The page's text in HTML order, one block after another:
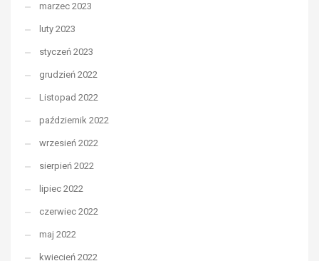
marzec 2023
luty 2023
styczeń 2023
grudzień 2022
Listopad 2022
październik 2022
wrzesień 2022
sierpień 2022
lipiec 2022
czerwiec 2022
maj 2022
kwiecień 2022